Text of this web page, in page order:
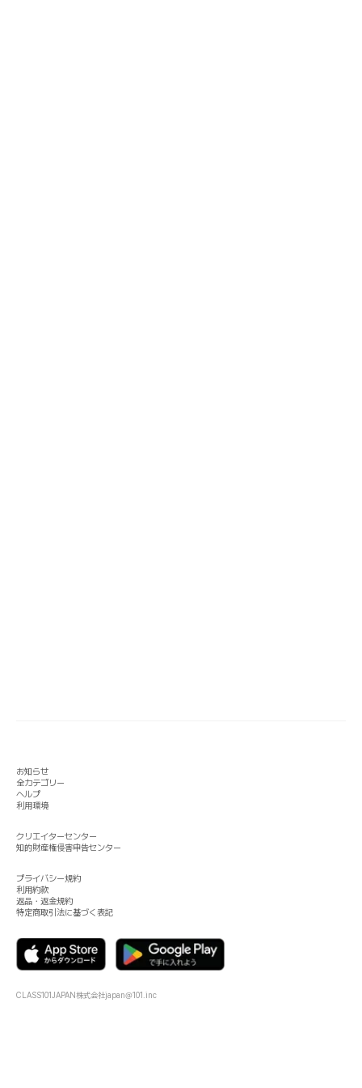
お知らせ
全カテゴリー
ヘルプ
利用環境
クリエイターセンター
知的財産権侵害申告センター
プライバシー規約
利用約款
返品・返金規約
特定商取引法に基づく表記
CLASS101JAPAN株式会社japan@101.inc